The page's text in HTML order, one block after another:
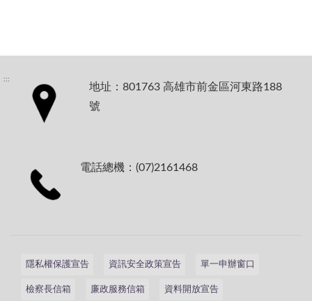
:::
地址：801763 高雄市前金區河東路188
號
電話總機：(07)2161468
隱私權保護宣告 資訊安全政策宣告 單一申辦窗口
檢察長信箱 廉政服務信箱 資料開放宣告